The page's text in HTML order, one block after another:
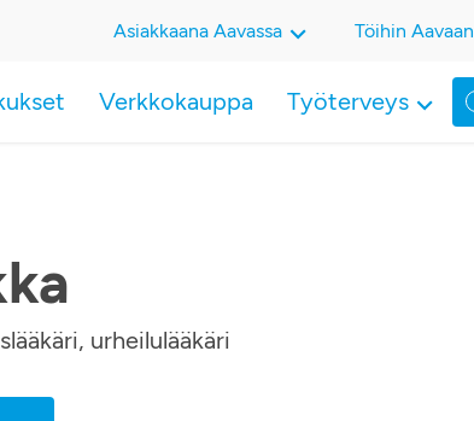
Verkkokauppa Työterveys
Asiakkaana Aavassa Töihin Aavaan
urheilulääkäri